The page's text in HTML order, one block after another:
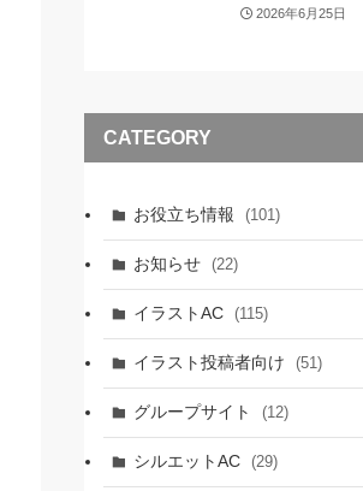
2026年6月25日
CATEGORY
お役立ち情報 (101)
お知らせ (22)
イラストAC (115)
イラスト投稿者向け (51)
グループサイト (12)
シルエットAC (29)